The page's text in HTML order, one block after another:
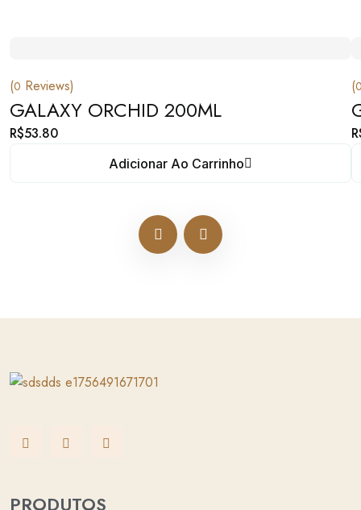
(0 Reviews)
GALAXY ORCHID 200ML
R$53.80
Adicionar Ao Carrinho
(
PRODUTOS